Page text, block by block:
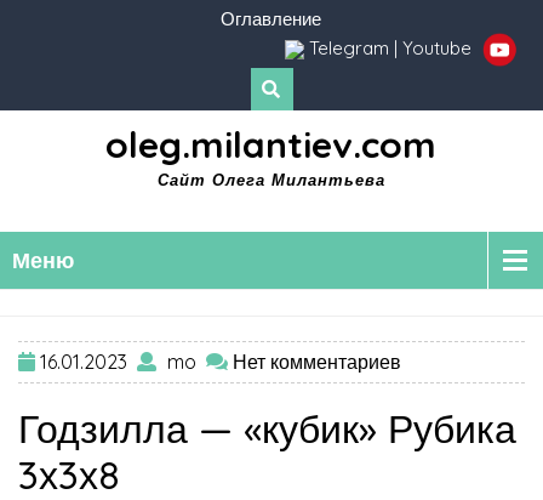
Оглавление
Telegram | Youtube
oleg.milantiev.com
Сайт Олега Милантьева
Меню
16.01.2023 mo Нет комментариев
Годзилла — «кубик» Рубика
3х3х8